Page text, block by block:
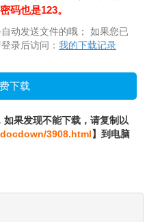
码也是123。
动发送文件的哦； 如果您已
录后访问： 我的下载记录
果发现不能下载，请复制以
3908.html】到电脑